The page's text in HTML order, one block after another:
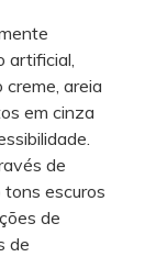
artificial,
areia
em cinza
de
tons escuros
de
de